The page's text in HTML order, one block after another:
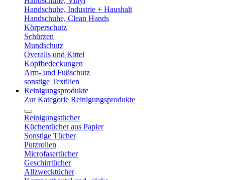
Handschuhe, Industrie + Haushalt
Handschuhe, Clean Hands
Körperschutz
Schürzen
Mundschutz
Overalls und Kittel
Kopfbedeckungen
Arm- und Fußschutz
sonstige Textilien
Reinigungsprodukte
Zur Kategorie Reinigungsprodukte
Reinigungstücher
Küchentücher aus Papier
Sonstige Tücher
Putzrollen
Microfasertücher
Geschirrtücher
Allzwecktücher